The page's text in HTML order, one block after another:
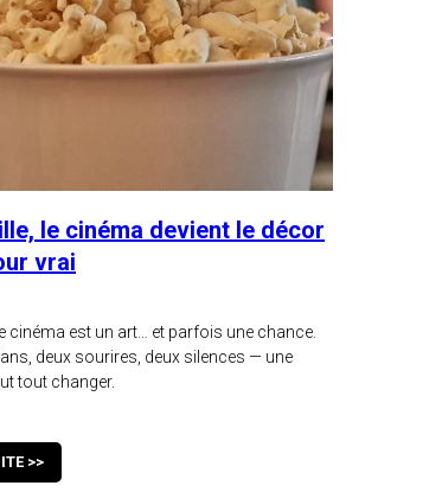
le cinéma devient le décor
vrai
cinéma est un art… et parfois une chance.
deux sourires, deux silences — une
tout changer.
>>